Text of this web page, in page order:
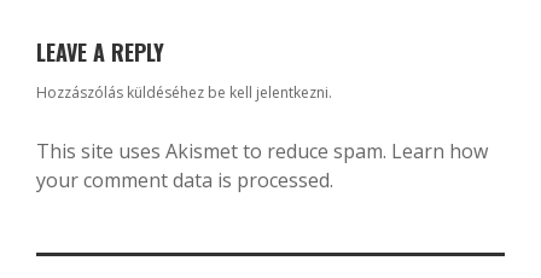
LEAVE A REPLY
Hozzászólás küldéséhez be kell jelentkezni.
This site uses Akismet to reduce spam. Learn how
your comment data is processed.